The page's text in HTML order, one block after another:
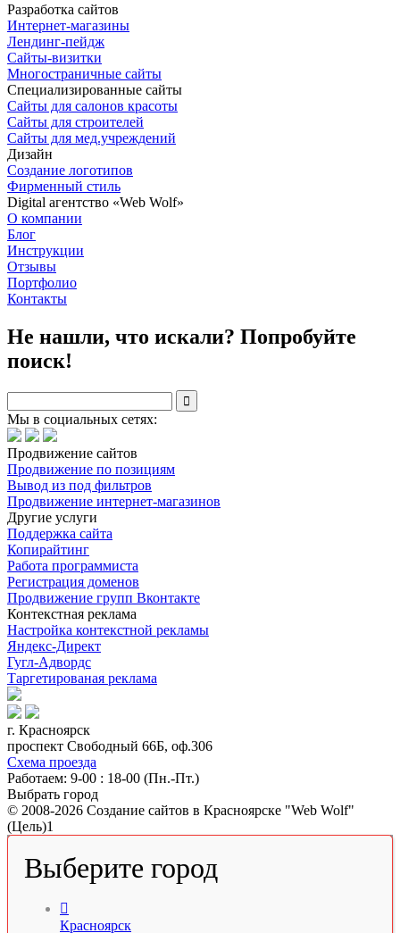
Разработка сайтов
Интернет-магазины
Лендинг-пейдж
Сайты-визитки
Многостраничные сайты
Специализированные сайты
Сайты для салонов красоты
Сайты для строителей
Сайты для мед.учреждений
Дизайн
Создание логотипов
Фирменный стиль
Digital агентство «Web Wolf»
О компании
Блог
Инструкции
Отзывы
Портфолио
Контакты
Не нашли, что искали? Попробуйте
поиск!

Мы в социальных сетях:
Продвижение сайтов
Продвижение по позициям
Вывод из под фильтров
Продвижение интернет-магазинов
Другие услуги
Поддержка сайта
Копирайтинг
Работа программиста
Регистрация доменов
Продвижение групп Вконтакте
Контекстная реклама
Настройка контекстной рекламы
Яндекс-Директ
Гугл-Адвордс
Таргетированая реклама
г. Красноярск
проспект Свободный 66Б, оф.306
Схема проезда
Работаем: 9-00 : 18-00 (Пн.-Пт.)
Выбрать город
© 2008-2026 Создание сайтов в Красноярске "Web Wolf"
(Цель)1
Выберите город

Красноярск